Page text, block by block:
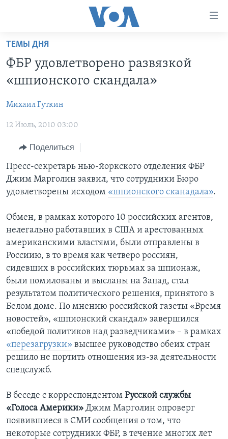
Перейти
основной
контент
навигации
Перейти
поиск
ПРОГРАММЫ
НОВОСТИ ЗА МИНУТУ
ИТОГИ
ПОЧЕМУ ЭТО ВАЖНО?
ДИСКУССИЯ VOA
ДЕТАЛИ
АМЕРИКА. БОЛЬШОЕ ПУТЕШЕСТВИЕ
УЧИМ АНГЛИЙСКИЙ
НАША АМЕРИКАНСКАЯ ИСТОРИЯ
А КАК В АМЕРИКЕ?
АРТЕФАКТЫ
АМЕРИКАНСКИЕ ГОРОДКИ
ЭКСПЕРТИЗА
ИНТЕРВЬЮ
ФАКТЫ ПРОТИВ ФЕЙКОВ
ЗА СВОБОДУ ПРЕССЫ
УЧИМ АНГЛИЙСКИЙ
ПОДПИСКА НА НОВОСТИ
Learning English
СОЦИАЛЬНЫЕ СЕТИ
Языки
ТЕМЫ ДНЯ
ФБР удовлетворено развязкой
«шпионского скандала»
Михаил Гуткин
12 Июль, 2010 03:00
Поделиться
Пресс-секретарь нью-йоркского отделения ФБР
Джим Марголин заявил, что сотрудники Бюро
удовлетворены исходом «шпионского сканадала».
Обмен, в рамках которого 10 российских агентов,
нелегально работавших в США и арестованных
американскими властями, были отправлены в
Россиию, в то время как четверо россиян,
сидевших в российских тюрьмах за шпионаж,
были помилованы и высланы на Запад, стал
результатом политического решения, принятого в
Белом доме. По мнению российской газеты «Время
новостей», «шпионский скандал» завершился
«победой политиков над разведчиками» – в рамках
«перезагрузки» высшее руководство обеих стран
решило не портить отношения из-за деятельности
спецслужб.
В беседе с корреспондентом Русской службы
«Голоса Америки» Джим Марголин опроверг
появившиеся в СМИ сообщения о том, что
некоторые сотрудники ФБР, в течение многих лет